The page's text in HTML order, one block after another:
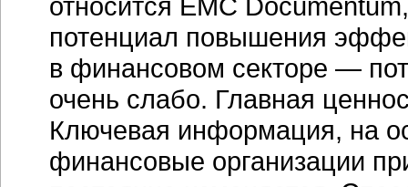
потенциал повышения
в финансовом секторе —
очень слабо. Главная
Ключевая информация, на
финансовые организации